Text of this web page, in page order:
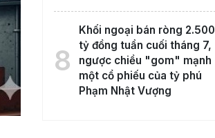
8
Khối ngoại bán ròng 2.500
tỷ đồng tuần cuối tháng 7,
ngược chiều "gom" mạnh
một cổ phiếu của tỷ phú
Phạm Nhật Vượng